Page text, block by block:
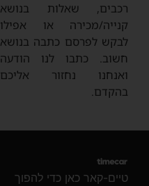
רכבים, שאלות בנושא
קנייה/מכירה או אפילו
לבקש לפרסם כתבה בנושא
חשוב. כתבו לנו הודעה
ואנחנו נחזור אליכם
בהקדם.
טיים-קאר כאן כדי להפוך